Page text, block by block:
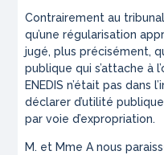
Contrairement au
qu’une régularisation
jugé, plus précisément,
publique qui s’attache à
ENEDIS n’était pas dans
déclarer d’utilité
par voie d’expropriation.
M. et Mme A nous